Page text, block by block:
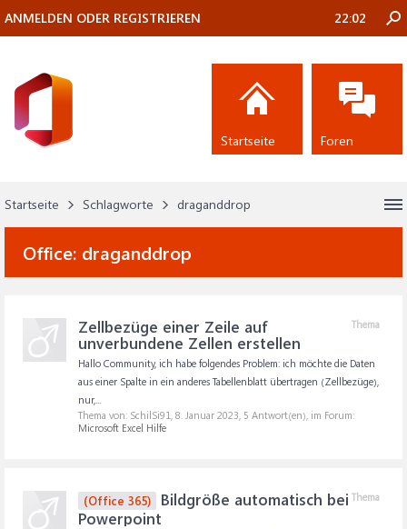
Startseite Schlagworte draganddrop
Office: draganddrop
Thema
Zellbezüge einer Zeile auf
unverbundene Zellen erstellen
Hallo Community, ich habe folgendes Problem: ich möchte die Daten
aus einer Spalte in ein anderes Tabellenblatt übertragen (Zellbezüge),
nur,...
Thema von: SchilSi91, 8. Januar 2023, 5 Antwort(en), im Forum:
Microsoft Excel Hilfe
Thema
(Office 365)
Bildgröße automatisch bei
Powerpoint
ANMELDEN ODER REGISTRIEREN 22:02
Startseite Foren